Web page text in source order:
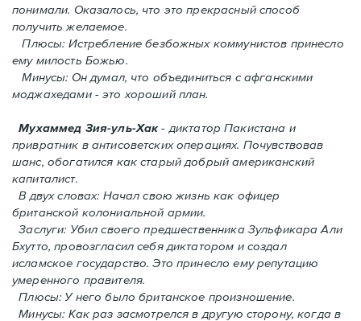
понимали. Oказалось, что это прекрасный способ
получить желаемое.
Плюсы: Истребление безбожных коммунистов принесло
ему милость Божью.
Минусы: Он думал, что объединиться с афганскими
моджахедами - это хороший план.
Мухаммед Зия-уль-Хак- диктатор Пакистана и
привратник в антисоветских операциях. Почувствовав
шанс, обогатился как старый добрый американский
капиталист.
В двух словах: Начал свою жизнь как офицер
британской колониальной армии.
Заслуги: Убил своего предшественника Зульфикара Али
Бхутто, провозгласил себя диктатором и создал
исламское государство. Это принесло ему репутацию
умеренного правителя.
Плюсы: У него было британское произношение.
Минусы: Как раз засмотрелся в другую сторону, когда в